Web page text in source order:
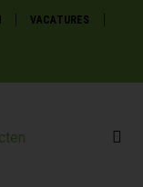
VACATURES